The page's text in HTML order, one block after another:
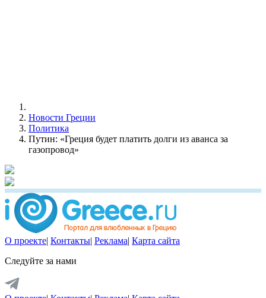
Новости Греции
Политика
Путин: «Греция будет платить долги из аванса за
газопровод»
О проекте| Контакты| Реклама| Карта сайта
Следуйте за нами